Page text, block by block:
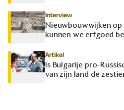
Interview
Nieuwbouwwijken op
kunnen we erfgoed
Artikel
Is Bulgarije pro-
van zijn land de